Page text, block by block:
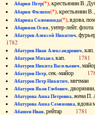
Абарин Петр(*), крестьянин В.
Абарин Филипп(*), крестьянин
Абарина Соломонида(*), вдова,
Абаринов Осип, унтер-лейт.
Абатуров Алексей Никитич,
1782
Абатуров Иван Александрович,
Абатуров Михаил, кап. 1781
Абатуров Никита Васильевич,
Абатуров Петр, сек.-майор
Абатуров Петр Никитич,
Абатуров Яков Глебович,
Абатурова Анна Петровна, жена
Абатурова Анна Семеновна,
Абашев Иван, рейтар 1781